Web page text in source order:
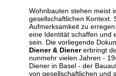
Wohnbauten stehen meist
gesellschaftlichen Kontext.
Aufmerksamkeit zu
eine Identität schaffen und
sein. Die vorliegende
Diener & Dienererbringt
nunmehr vielen Jahren -
Diener in Basel - der
von gesellschaftlichen und